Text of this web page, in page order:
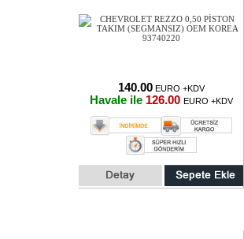
140.00 EURO +KDV
Havale ile 126.00 EURO +KDV